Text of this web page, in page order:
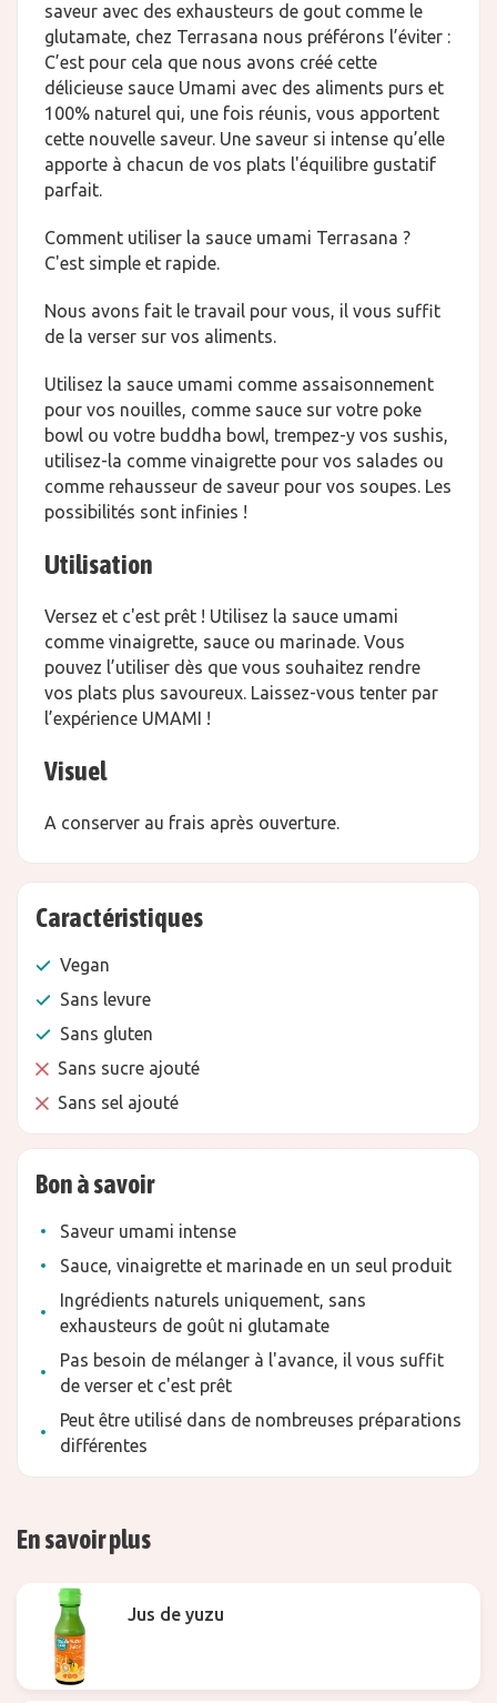
saveur avec des exhausteurs de gout comme le
glutamate, chez Terrasana nous préférons l’éviter :
C’est pour cela que nous avons créé cette
délicieuse sauce Umami avec des aliments purs et
100% naturel qui, une fois réunis, vous apportent
cette nouvelle saveur. Une saveur si intense qu’elle
apporte à chacun de vos plats l'équilibre gustatif
parfait.
Comment utiliser la sauce umami Terrasana ?
C'est simple et rapide.
Nous avons fait le travail pour vous, il vous suffit
de la verser sur vos aliments.
Utilisez la sauce umami comme assaisonnement
pour vos nouilles, comme sauce sur votre poke
bowl ou votre buddha bowl, trempez-y vos sushis,
utilisez-la comme vinaigrette pour vos salades ou
comme rehausseur de saveur pour vos soupes. Les
possibilités sont infinies !
Utilisation
Versez et c'est prêt ! Utilisez la sauce umami
comme vinaigrette, sauce ou marinade. Vous
pouvez l’utiliser dès que vous souhaitez rendre
vos plats plus savoureux. Laissez-vous tenter par
l’expérience UMAMI !
Visuel
A conserver au frais après ouverture.
Caractéristiques
Vegan
Sans levure
Sans gluten
Sans sucre ajouté
Sans sel ajouté
Bon à savoir
Saveur umami intense
Sauce, vinaigrette et marinade en un seul produit
Ingrédients naturels uniquement, sans
exhausteurs de goût ni glutamate
Pas besoin de mélanger à l'avance, il vous suffit
de verser et c'est prêt
Peut être utilisé dans de nombreuses préparations
différentes
En savoir plus
Jus de yuzu